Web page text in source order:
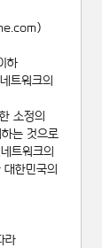
하
트워크의
소정의
는 것으로
트워크의
한민국의
라